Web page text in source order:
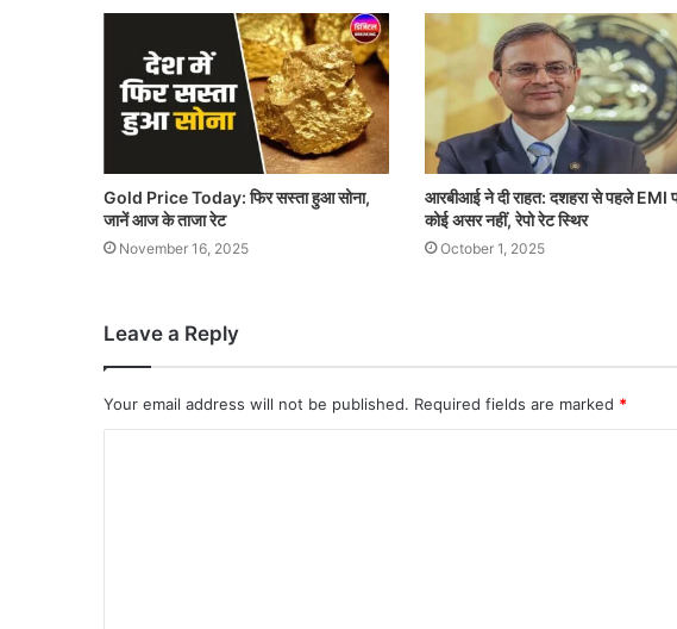
Gold Price Today: फिर सस्ता हुआ सोना,
जानें आज के ताजा रेट
November 16, 2025
आरबीआई ने दी राहत: दशहरा से पहले EMI
कोई असर नहीं, रेपो रेट स्थिर
October 1, 2025
Leave a Reply
Your email address will not be published. Required fields are marked *